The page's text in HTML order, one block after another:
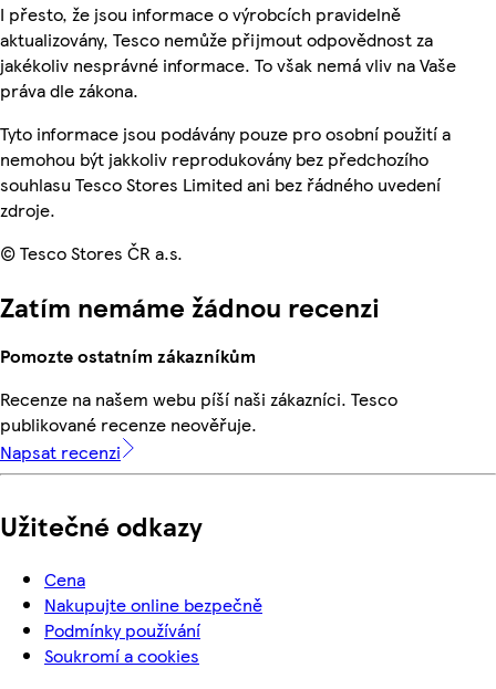
I přesto, že jsou informace o výrobcích pravidelně
aktualizovány, Tesco nemůže přijmout odpovědnost za
jakékoliv nesprávné informace. To však nemá vliv na Vaše
práva dle zákona.
Tyto informace jsou podávány pouze pro osobní použití a
nemohou být jakkoliv reprodukovány bez předchozího
souhlasu Tesco Stores Limited ani bez řádného uvedení
zdroje.
© Tesco Stores ČR a.s.
Zatím nemáme žádnou recenzi
Pomozte ostatním zákazníkům
Recenze na našem webu píší naši zákazníci. Tesco
publikované recenze neověřuje.
Napsat recenzi
Užitečné odkazy
Cena
Nakupujte online bezpečně
Podmínky používání
Soukromí a cookies